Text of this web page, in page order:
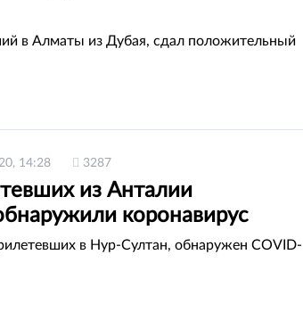
в Алматы из Дубая, сдал положительный
14:28 3287
из Анталии
коронавирус
в Нур-Султан, обнаружен COVID-